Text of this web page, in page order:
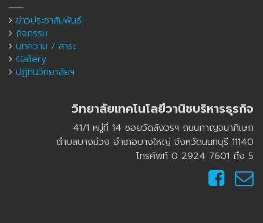
ข่าวประชาสัมพันธ์
กิจกรรม
บทความ / สาระ
Gallery
ปฏิทินวิทยาลัยฯ
วิทยาลัยเทคโนโลยีวานิชบริหารธุรกิจ
41/1 หมู่ที่ 14 ซอยวัดสังวรฯ ถนนกาญจนาภิเษก
ตำบลบางม่วง อำเภอบางใหญ่ จังหวัดนนทบุรี 11140
โทรศัพท์ 0 2924 7601 ถึง 5